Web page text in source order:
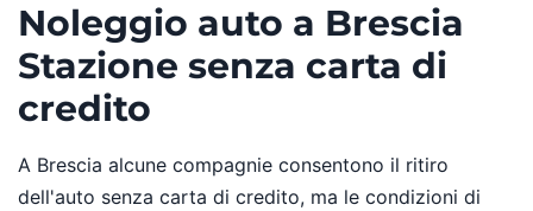
Noleggio auto a Brescia
Stazione senza carta di
credito
A Brescia alcune compagnie consentono il ritiro
dell'auto senza carta di credito, ma le condizioni di